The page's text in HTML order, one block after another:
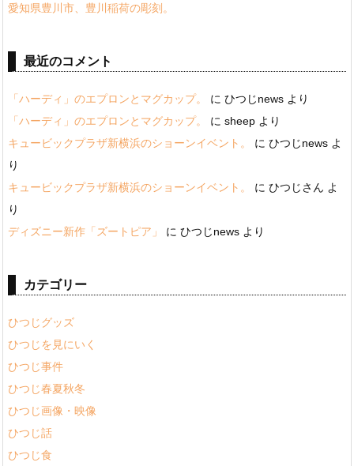
愛知県豊川市、豊川稲荷の彫刻。
最近のコメント
「ハーディ」のエプロンとマグカップ。 に ひつじnews より
「ハーディ」のエプロンとマグカップ。
に sheep より
キュービックプラザ新横浜のショーンイベント。
に ひつじnews よ
り
キュービックプラザ新横浜のショーンイベント。
に ひつじさん よ
り
ディズニー新作「ズートピア」
に ひつじnews より
カテゴリー
ひつじグッズ
ひつじを見にいく
ひつじ事件
ひつじ春夏秋冬
ひつじ画像・映像
ひつじ話
ひつじ食